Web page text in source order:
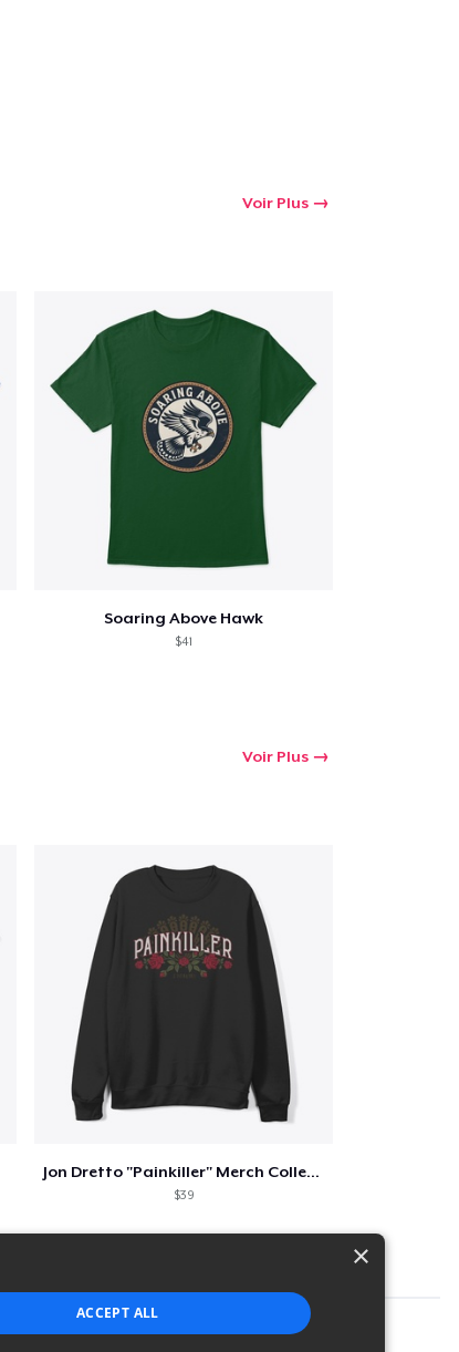
Voir Plus
Soaring Above Hawk
$41
Voir Plus
Jon Dretto "Painkiller" Merch Collection
$39
×
ACCEPT ALL